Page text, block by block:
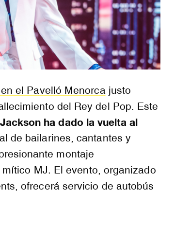
el Pavelló Menorca justo
del Rey del Pop. Este
ha dado la vuelta al
de bailarines, cantantes y
montaje
MJ. El evento, organizado
ofrecerá servicio de autobús